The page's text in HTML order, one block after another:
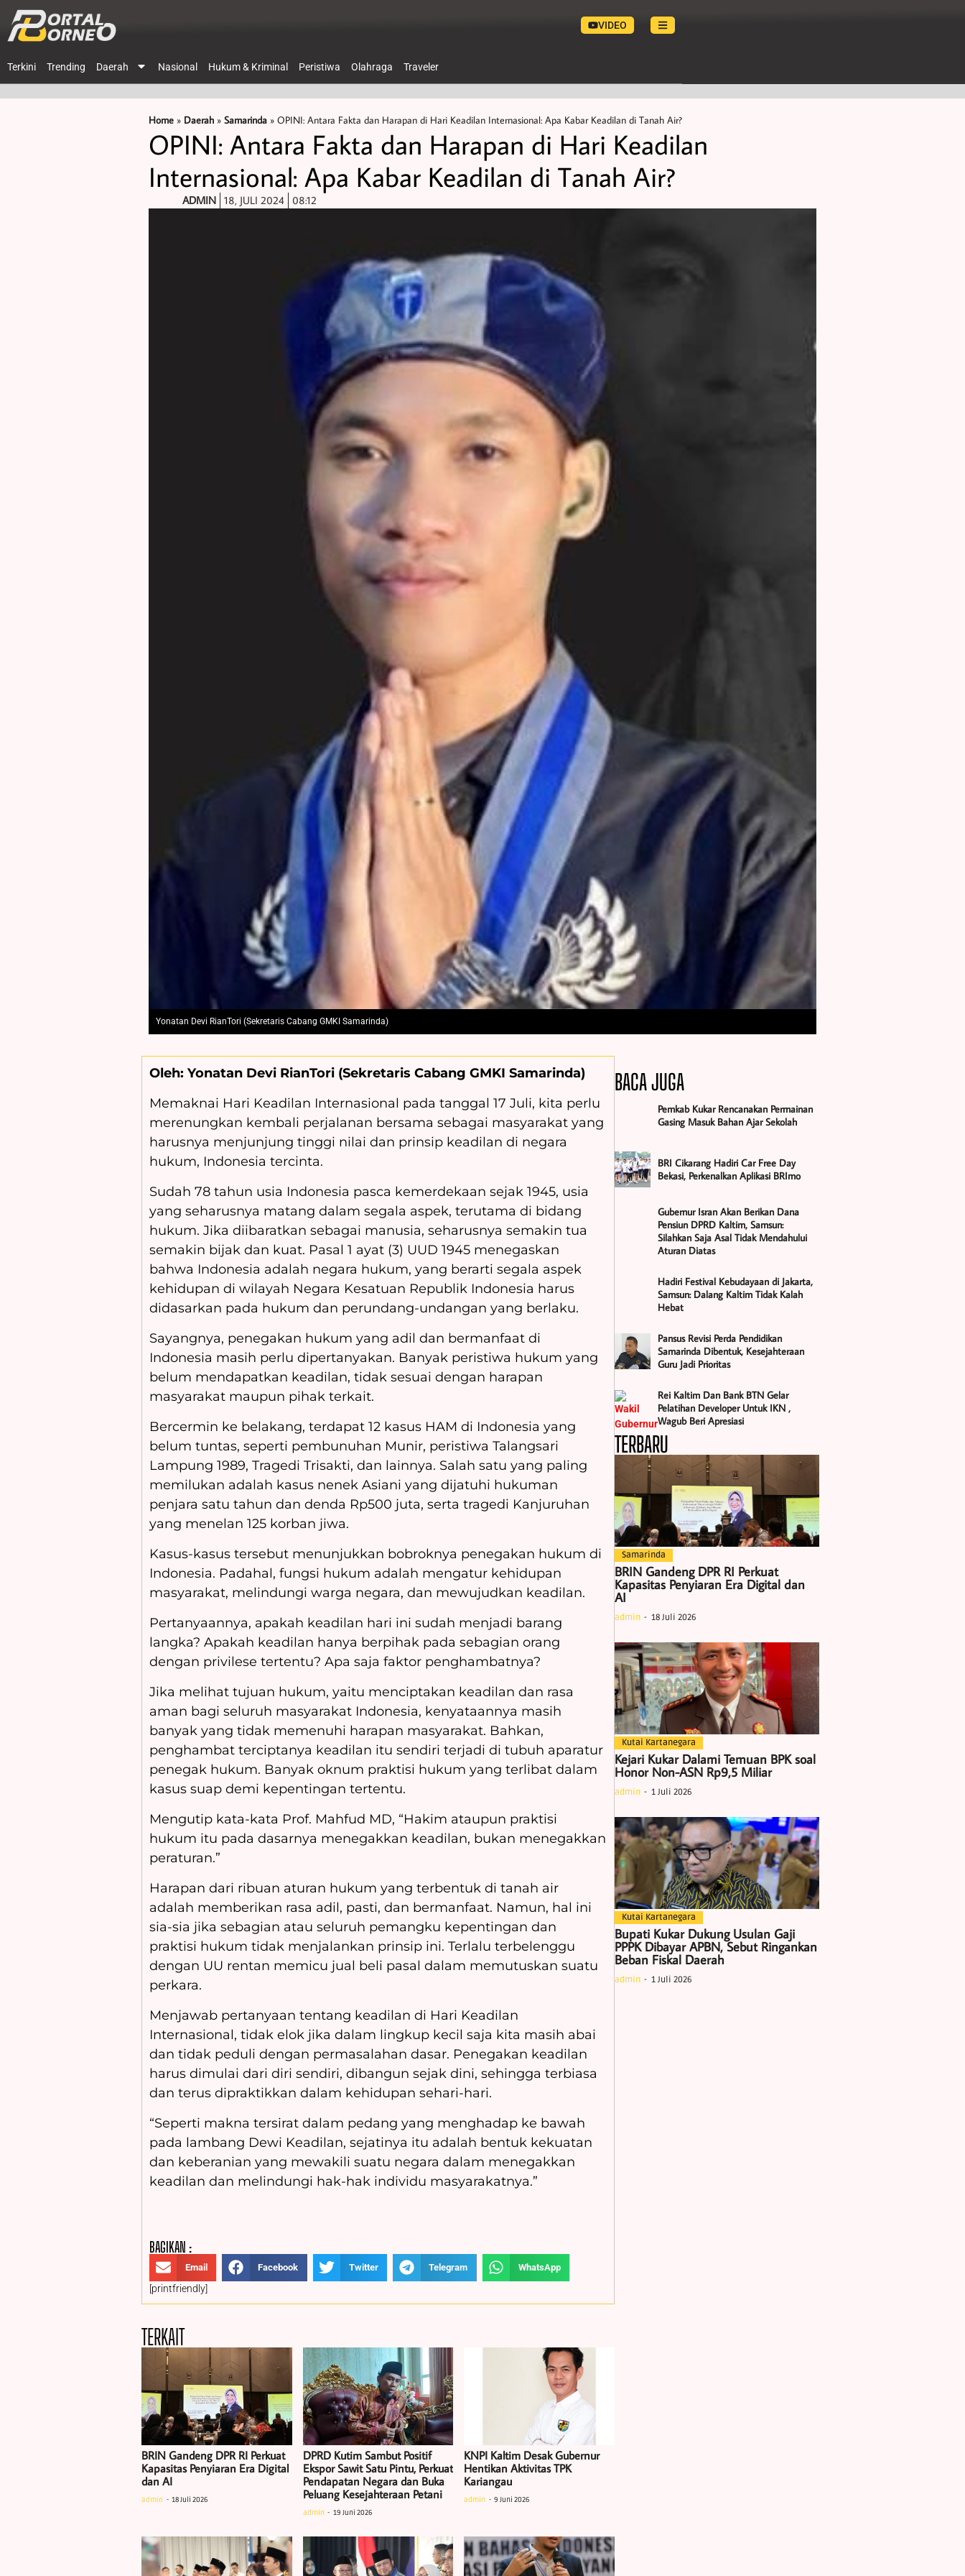
VIDEO
Terkini Trending Daerah Nasional Hukum & Kriminal Peristiwa Olahraga Traveler
Home » Daerah » Samarinda » OPINI: Antara Fakta dan Harapan di Hari Keadilan Internasional: Apa Kabar Keadilan di Tanah Air?
OPINI: Antara Fakta dan Harapan di Hari Keadilan
Internasional: Apa Kabar Keadilan di Tanah Air?
ADMIN 18, JULI 2024 08:12
Yonatan Devi RianTori (Sekretaris Cabang GMKI Samarinda)
Oleh: Yonatan Devi RianTori (Sekretaris Cabang GMKI Samarinda)
Memaknai Hari Keadilan Internasional pada tanggal 17 Juli, kita perlu
merenungkan kembali perjalanan bersama sebagai masyarakat yang
harusnya menjunjung tinggi nilai dan prinsip keadilan di negara
hukum, Indonesia tercinta.
Sudah 78 tahun usia Indonesia pasca kemerdekaan sejak 1945, usia
yang seharusnya matang dalam segala aspek, terutama di bidang
hukum. Jika diibaratkan sebagai manusia, seharusnya semakin tua
semakin bijak dan kuat. Pasal 1 ayat (3) UUD 1945 menegaskan
bahwa Indonesia adalah negara hukum, yang berarti segala aspek
kehidupan di wilayah Negara Kesatuan Republik Indonesia harus
didasarkan pada hukum dan perundang-undangan yang berlaku.
Sayangnya, penegakan hukum yang adil dan bermanfaat di
Indonesia masih perlu dipertanyakan. Banyak peristiwa hukum yang
belum mendapatkan keadilan, tidak sesuai dengan harapan
masyarakat maupun pihak terkait.
Bercermin ke belakang, terdapat 12 kasus HAM di Indonesia yang
belum tuntas, seperti pembunuhan Munir, peristiwa Talangsari
Lampung 1989, Tragedi Trisakti, dan lainnya. Salah satu yang paling
memilukan adalah kasus nenek Asiani yang dijatuhi hukuman
penjara satu tahun dan denda Rp500 juta, serta tragedi Kanjuruhan
yang menelan 125 korban jiwa.
Kasus-kasus tersebut menunjukkan bobroknya penegakan hukum di
Indonesia. Padahal, fungsi hukum adalah mengatur kehidupan
masyarakat, melindungi warga negara, dan mewujudkan keadilan.
Pertanyaannya, apakah keadilan hari ini sudah menjadi barang
langka? Apakah keadilan hanya berpihak pada sebagian orang
dengan privilese tertentu? Apa saja faktor penghambatnya?
Jika melihat tujuan hukum, yaitu menciptakan keadilan dan rasa
aman bagi seluruh masyarakat Indonesia, kenyataannya masih
banyak yang tidak memenuhi harapan masyarakat. Bahkan,
penghambat terciptanya keadilan itu sendiri terjadi di tubuh aparatur
penegak hukum. Banyak oknum praktisi hukum yang terlibat dalam
kasus suap demi kepentingan tertentu.
Mengutip kata-kata Prof. Mahfud MD, “Hakim ataupun praktisi
hukum itu pada dasarnya menegakkan keadilan, bukan menegakkan
peraturan.”
Harapan dari ribuan aturan hukum yang terbentuk di tanah air
adalah memberikan rasa adil, pasti, dan bermanfaat. Namun, hal ini
sia-sia jika sebagian atau seluruh pemangku kepentingan dan
praktisi hukum tidak menjalankan prinsip ini. Terlalu terbelenggu
dengan UU rentan memicu jual beli pasal dalam memutuskan suatu
perkara.
Menjawab pertanyaan tentang keadilan di Hari Keadilan
Internasional, tidak elok jika dalam lingkup kecil saja kita masih abai
dan tidak peduli dengan permasalahan dasar. Penegakan keadilan
harus dimulai dari diri sendiri, dibangun sejak dini, sehingga terbiasa
dan terus dipraktikkan dalam kehidupan sehari-hari.
“Seperti makna tersirat dalam pedang yang menghadap ke bawah
pada lambang Dewi Keadilan, sejatinya itu adalah bentuk kekuatan
dan keberanian yang mewakili suatu negara dalam menegakkan
keadilan dan melindungi hak-hak individu masyarakatnya.”
BAGIKAN :
Email Facebook Twitter Telegram WhatsApp
[printfriendly]
TERKAIT
BRIN Gandeng DPR RI Perkuat
Kapasitas Penyiaran Era Digital
dan AI
admin 18 Juli 2026
DPRD Kutim Sambut Positif
Ekspor Sawit Satu Pintu, Perkuat
Pendapatan Negara dan Buka
Peluang Kesejahteraan Petani
admin 19 Juni 2026
KNPI Kaltim Desak Gubernur
Hentikan Aktivitas TPK
Kariangau
admin 9 Juni 2026
BACA JUGA
Pemkab Kukar Rencanakan Permainan
Gasing Masuk Bahan Ajar Sekolah
BRI Cikarang Hadiri Car Free Day
Bekasi, Perkenalkan Aplikasi BRImo
Gubernur Isran Akan Berikan Dana
Pensiun DPRD Kaltim, Samsun:
Silahkan Saja Asal Tidak Mendahului
Aturan Diatas
Hadiri Festival Kebudayaan di Jakarta,
Samsun: Dalang Kaltim Tidak Kalah
Hebat
Pansus Revisi Perda Pendidikan
Samarinda Dibentuk, Kesejahteraan
Guru Jadi Prioritas
Rei Kaltim Dan Bank BTN Gelar
Pelatihan Developer Untuk IKN ,
Wagub Beri Apresiasi
TERBARU
Samarinda
BRIN Gandeng DPR RI Perkuat
Kapasitas Penyiaran Era Digital dan
AI
admin 18 Juli 2026
Kutai Kartanegara
Kejari Kukar Dalami Temuan BPK soal
Honor Non-ASN Rp9,5 Miliar
admin 1 Juli 2026
Kutai Kartanegara
Bupati Kukar Dukung Usulan Gaji
PPPK Dibayar APBN, Sebut Ringankan
Beban Fiskal Daerah
admin 1 Juli 2026